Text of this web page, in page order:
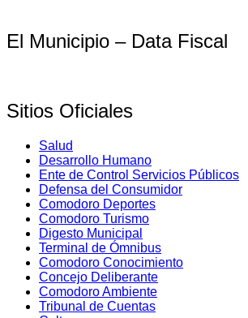
El Municipio – Data Fiscal
Sitios Oficiales
Salud
Desarrollo Humano
Ente de Control Servicios Públicos
Defensa del Consumidor
Comodoro Deportes
Comodoro Turismo
Digesto Municipal
Terminal de Ómnibus
Comodoro Conocimiento
Concejo Deliberante
Comodoro Ambiente
Tribunal de Cuentas